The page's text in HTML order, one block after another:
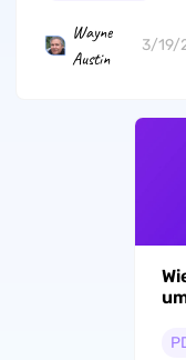
Wayne
Austin
3/19/